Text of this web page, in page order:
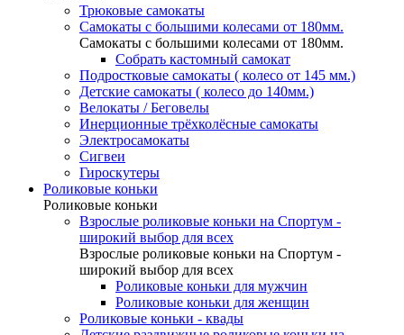
Трюковые самокаты
Самокаты с большими колесами от 180мм.
Самокаты с большими колесами от 180мм.
Собрать кастомный самокат
Подростковые самокаты ( колесо от 145 мм.)
Детские самокаты ( колесо до 140мм.)
Велокаты / Беговелы
Инерционные трёхколёсные самокаты
Электросамокаты
Сигвеи
Гироскутеры
Роликовые коньки
Роликовые коньки
Взрослые роликовые коньки на Спортум -
широкий выбор для всех
Взрослые роликовые коньки на Спортум -
широкий выбор для всех
Роликовые коньки для мужчин
Роликовые коньки для женщин
Роликовые коньки - квады